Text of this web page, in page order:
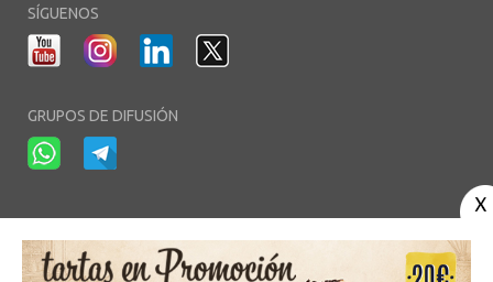
SÍGUENOS
GRUPOS DE DIFUSIÓN